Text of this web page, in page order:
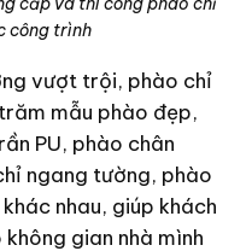
công trình
vượt trội, phào chỉ
mẫu phào đẹp,
PU, phào chân
ngang tường, phào
nhau, giúp khách
gian nhà mình